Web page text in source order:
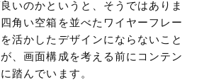
いのかというと、そうではありま
角い空箱を並べたワイヤーフレー
活かしたデザインにならないこと
、画面構成を考える前にコンテン
踏んでいます。